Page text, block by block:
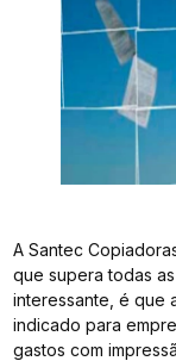
A Santec
que supera todas
interessante, é que
indicado para
gastos com